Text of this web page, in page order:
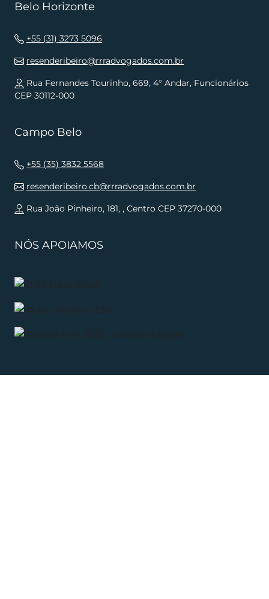
Belo Horizonte
+55 (31) 3273 5096
resenderibeiro@rrradvogados.com.br
Rua Fernandes Tourinho, 669, 4° Andar, Funcionários
CEP 30112-000
Campo Belo
+55 (35) 3832 5568
resenderibeiro.cb@rrradvogados.com.br
Rua João Pinheiro, 181, , Centro CEP 37270-000
NÓS APOIAMOS